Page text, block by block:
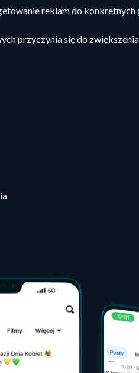
reklam do
przyczynia się do